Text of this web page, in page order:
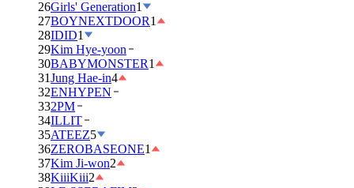
26Girls' Generation1
27BOYNEXTDOOR1
28IDID1
29Kim Hye-yoon
30BABYMONSTER1
31Jung Hae-in4
32ENHYPEN
332PM
34ILLIT
35ATEEZ5
36ZEROBASEONE1
37Kim Ji-won2
38KiiiKiii2